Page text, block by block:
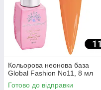
Кольорова неонова база
Global Fashion No11, 8 мл
Готово до відправки